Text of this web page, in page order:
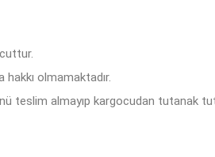
olmamaktadır.
teslim almayıp kargocudan tutanak